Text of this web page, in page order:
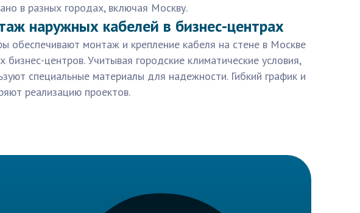
в разных городах, включая Москву.
наружных кабелей в бизнес-центрах
обеспечивают монтаж и крепление кабеля на стене в Москве
бизнес-центров. Учитывая городские климатические условия,
специальные материалы для надежности. Гибкий график и
реализацию проектов.